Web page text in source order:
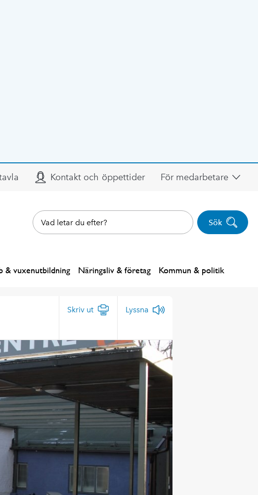
Kontakt och öppettider För medarbetare
Sök
& vuxenutbildning Näringsliv & företag Kommun & politik
Skriv ut Lyssna